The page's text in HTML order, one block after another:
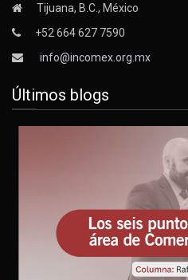
Tijuana, B.C., México
+52 664 627 7590
info@incomex.org.mx
Últimos blogs